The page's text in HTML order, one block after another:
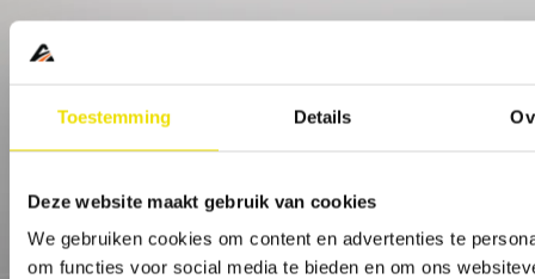
Toestemming Details
Deze website maakt gebruik van cookies
We gebruiken cookies om content en advertenties te
om functies voor social media te bieden en om ons